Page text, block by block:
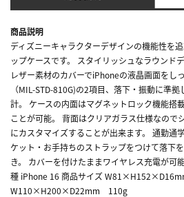
商品説明
ディズニーキャラクターデザインの機能性を
ップケースです。 スタイリッシュなラウンド
レザー素材のカバーでiPhoneの液晶画面をし
（MIL-STD-810G)の2項目、落下・振動に準
計。 ケースの内面はマグネットロック機能搭
ことが可能。 背面はクリアガラス仕様なので
にカスタマイズすることが出来ます。 通勤通
ケット・お手持ちのストラップをつけて落下
き。 カバーを付けたままワイヤレス充電が可
種 iPhone 16 商品サイズ
W110×H200×D22mm 110g